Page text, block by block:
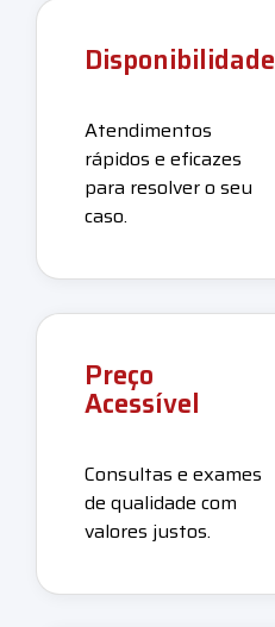
Disponibilidade
Atendimentos
rápidos e eficazes
para resolver o seu
caso.
Preço
Acessível
Consultas e exames
de qualidade com
valores justos.